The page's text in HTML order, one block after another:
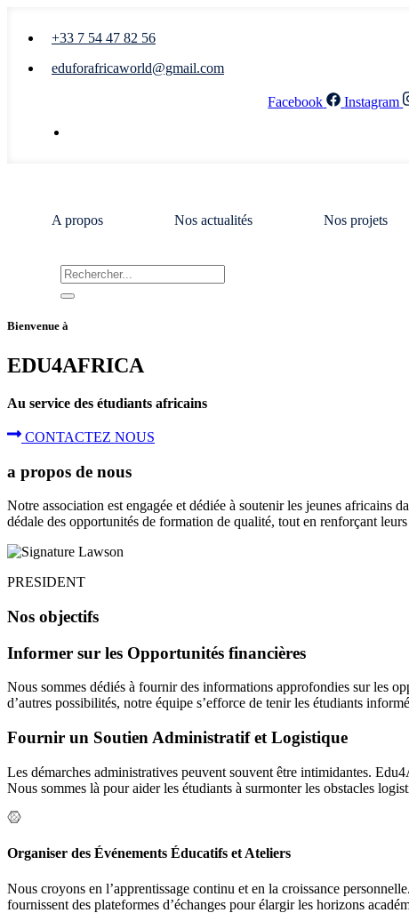
+33 7 54 47 82 56
eduforafricaworld@gmail.com
Facebook
Instagram
A propos Nos actualités Nos projets
Bienvenue à
EDU4AFRICA
Au service des étudiants africains
CONTACTEZ NOUS
a propos de nous
Notre association est engagée et dédiée à soutenir les jeunes africains
dédale des opportunités de formation de qualité, tout en renforçant
PRESIDENT
Nos objectifs
Informer sur les Opportunités financières
Nous sommes dédiés à fournir des informations approfondies sur les
d’autres possibilités, notre équipe s’efforce de tenir les étudiants
Fournir un Soutien Administratif et Logistique
Les démarches administratives peuvent souvent être intimidantes.
Nous sommes là pour aider les étudiants à surmonter les obstacles
Organiser des Événements Éducatifs et Ateliers
Nous croyons en l’apprentissage continu et en la croissance
fournissent des plateformes d’échanges pour élargir les horizons